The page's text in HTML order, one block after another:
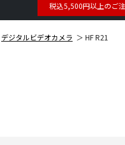
税込5,500円以上のご
デジタルビデオカメラ HF R21